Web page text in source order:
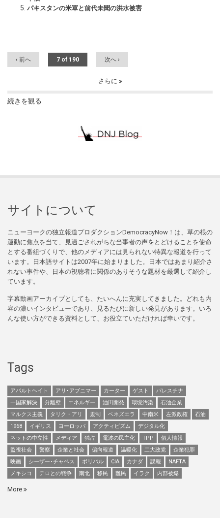
パキスタンの米軍と前代未聞の洪水被害
‹ 前へ 7 of 190 次へ ›
さらに
続きを観る
サイトについて
ニューヨークの独立報道プロダクションDemocracyNow！は、草の根の
運動に焦点を当て、見過ごされがちな当事者の声をとどけることを使命
とする番組づくりで、他のメディアには見られない特異な報道を行って
います。日本語サイトは2007年に始まりました。日本ではあまり紹介さ
れない事件や、日本の視聴者に関係のありそうな題材を厳選して紹介し
ています。
字幕動画アーカイブとしても、たいへんに充実してきました。どれも内
容の濃いインタビューであり、見るたびに新しい発見があります。いろ
んな使い方ができる資料として、お役立ていただければ幸いです。
Tags
アパルトヘイト アリ･アブニマー カーター ゲスト
パレスチナ
一国家解決
分離壁 エネルギー 油田開発 環境汚染
石油企業
マルクス主義
タリク・アリ 規制 ベネズエラ 中南米 左派政権
石油
1968
イギリス ヨーロッパ アクティビズム
デジタル化
ネットの中立性
メディア 独占 電波の民主化 TPP
個人情報
監視社会
警察 企業と社会 偏向報道 温暖化 二大政党
企業犯罪
映画
シーザー･チャベス ボリバル CIA カナダ 諜報
NAFTA
メキシコ
テロとの戦争 南北 移民 難民 イラク 内部被爆
More